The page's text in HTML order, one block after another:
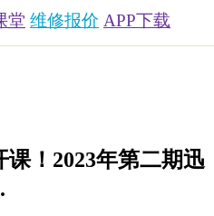
堂 维修报价 APP下载
课！2023年第二期迅